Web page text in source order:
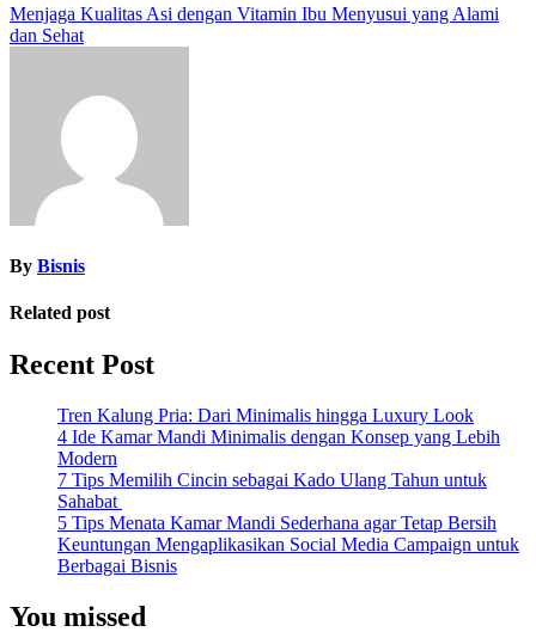
Post
navigation
Menjaga Kualitas Asi dengan Vitamin Ibu Menyusui yang Alami
dan Sehat
By Bisnis
Related post
Recent Post
Tren Kalung Pria: Dari Minimalis hingga Luxury Look
4 Ide Kamar Mandi Minimalis dengan Konsep yang Lebih
Modern
7 Tips Memilih Cincin sebagai Kado Ulang Tahun untuk
Sahabat
5 Tips Menata Kamar Mandi Sederhana agar Tetap Bersih
Keuntungan Mengaplikasikan Social Media Campaign untuk
Berbagai Bisnis
You missed